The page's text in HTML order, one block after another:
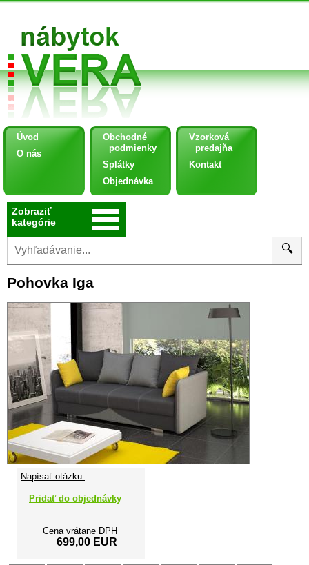
Úvod
O nás
Obchodné
podmienky
Splátky
Objednávka
Vzorková
predajňa
Kontakt
Zobraziť
kategórie
🔍
Pohovka Iga
Napísať otázku.
Pridať do objednávky
Cena vrátane DPH
699,00 EUR